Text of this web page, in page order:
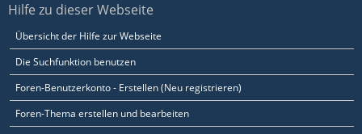
Hilfe zu dieser Webseite
Übersicht der Hilfe zur Webseite
Die Suchfunktion benutzen
Foren-Benutzerkonto - Erstellen (Neu registrieren)
Foren-Thema erstellen und bearbeiten